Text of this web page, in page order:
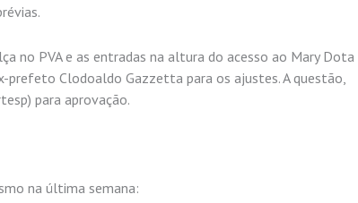
no PVA e as entradas na altura do acesso ao Mary Dota
Clodoaldo Gazzetta para os ajustes. A questão,
para aprovação.
na última semana: